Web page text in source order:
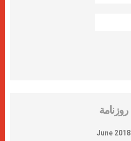
روزنامة
June 2018